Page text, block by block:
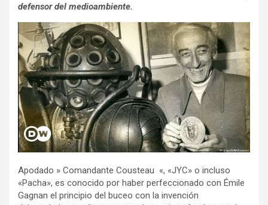
defensor del medioambiente.
Apodado » Comandante Cousteau «, «JYC» o incluso
«Pacha», es conocido por haber perfeccionado con Émile
Gagnan el principio del buceo con la invención